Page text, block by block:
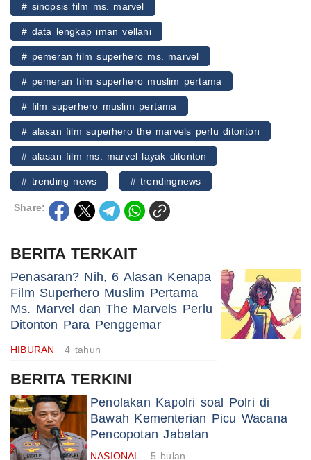
# sinopsis film ms. marvel
# data lengkap iman vellani
# pemeran film superhero ms. marvel
# pemeran film superhero muslim pertama
# film superhero muslim pertama
# alasan film superhero the marvels perlu ditonton
# alasan film ms. marvel layak ditonton
# trending news # trendingnews
Share:
BERITA TERKAIT
Penasaran? Nih, 6 Alasan Kenapa
Film Superhero Muslim Pertama
Ms. Marvel dan The Marvels Perlu
Ditonton Para Penggemar
HIBURAN 4 tahun
BERITA TERKINI
Penolakan Kapolri soal Polri di
Bawah Kementerian Picu Wacana
Pencopotan Jabatan
NASIONAL 5 bulan